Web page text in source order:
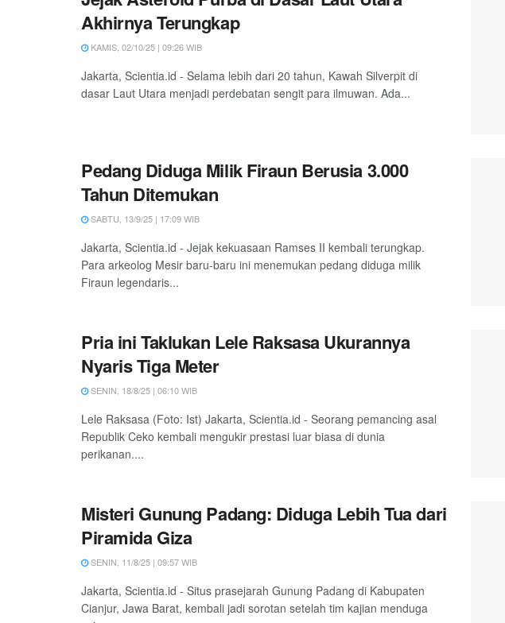
Akhirnya Terungkap
KAMIS, 02/10/25 | 09:26 WIB
Jakarta, Scientia.id - Selama lebih dari 20 tahun, Kawah Silverpit di
dasar Laut Utara menjadi perdebatan sengit para ilmuwan. Ada...
Pedang Diduga Milik Firaun Berusia 3.000
Tahun Ditemukan
SABTU, 13/9/25 | 17:09 WIB
Jakarta, Scientia.id - Jejak kekuasaan Ramses II kembali terungkap.
Para arkeolog Mesir baru-baru ini menemukan pedang diduga milik
Firaun legendaris...
Pria ini Taklukan Lele Raksasa Ukurannya
Nyaris Tiga Meter
SENIN, 18/8/25 | 06:10 WIB
Lele Raksasa (Foto: Ist) Jakarta, Scientia.id - Seorang pemancing asal
Republik Ceko kembali mengukir prestasi luar biasa di dunia
perikanan....
Misteri Gunung Padang: Diduga Lebih Tua dari
Piramida Giza
SENIN, 11/8/25 | 09:57 WIB
Jakarta, Scientia.id - Situs prasejarah Gunung Padang di Kabupaten
Cianjur, Jawa Barat, kembali jadi sorotan setelah tim kajian menduga